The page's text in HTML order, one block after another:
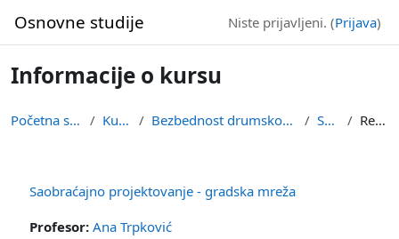
Osnovne studije Niste prijavljeni. (Prijava)
Informacije o kursu
Početna stranica Kursevi Bezbednost drumskog saobraćaja SPGM Rezime
Saobraćajno projektovanje - gradska mreža
Profesor: Ana Trpković